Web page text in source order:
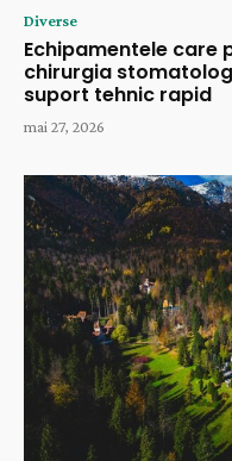
Diverse
Echipamentele care
chirurgia
suport tehnic rapid
mai 27, 2026